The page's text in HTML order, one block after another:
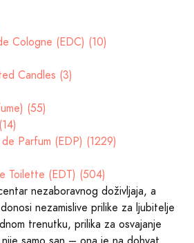
Cologne (EDC) (10)
Candles (3)
(55)
Parfum (EDP) (1229)
Toilette (EDT) (504)
nezaboravnog doživljaja, a
nezamislive prilike za ljubitelje
trenutku, prilika za osvajanje